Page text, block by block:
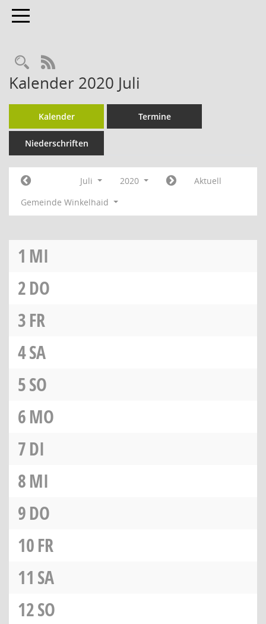
Toggle navigation
Rechercheauswahl
RSS-Feed
Kalender 2020 Juli
Kalender Termine
Niederschriften
Juli 2020
Aktuell
Gemeinde Winkelhaid
1 MI
2DO
3FR
4SA
5SO
6MO
7DI
8MI
9DO
10FR
11 SA
12SO